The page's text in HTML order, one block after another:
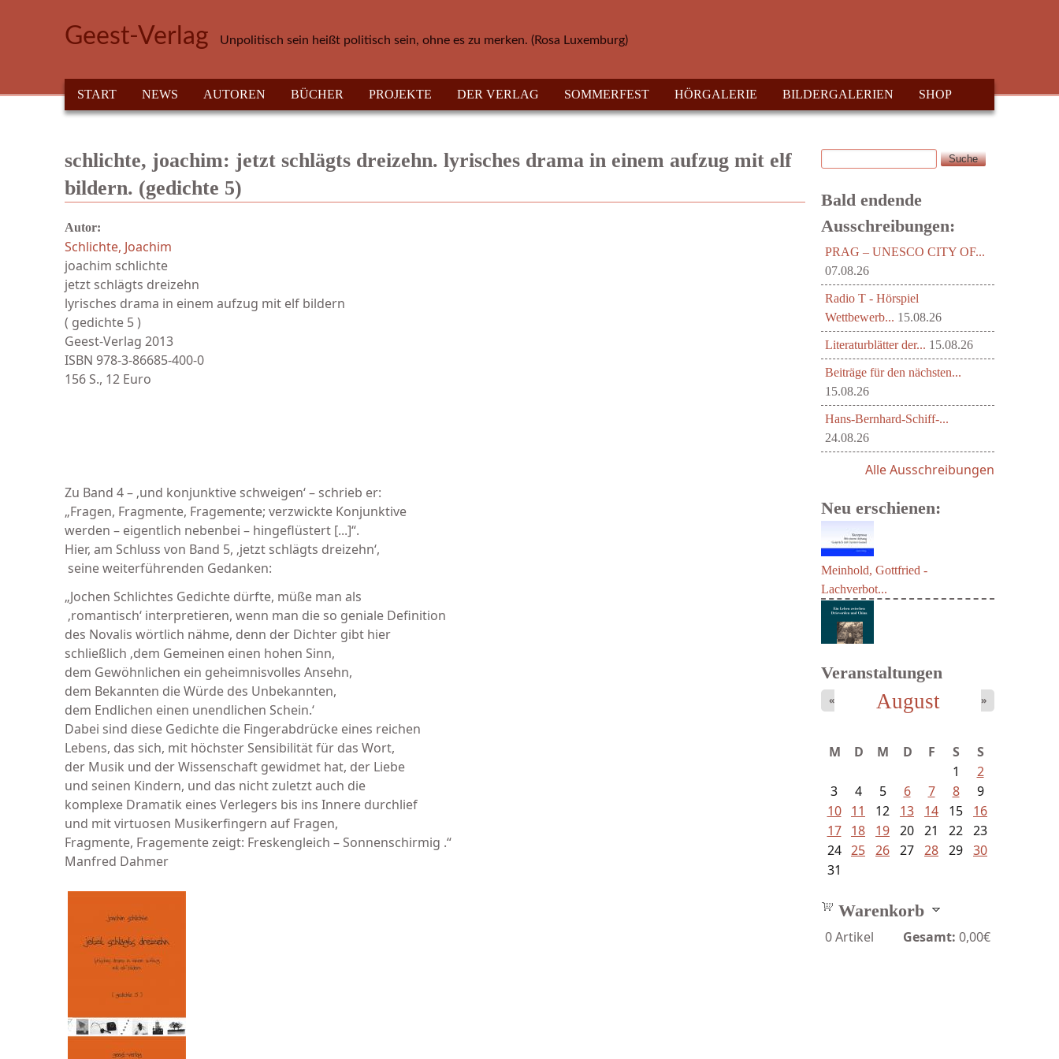
Geest-Verlag Unpolitisch sein heißt politisch sein, ohne es zu merken. (Rosa Luxemburg)
HAUPTMENÜ
START NEWS AUTOREN BÜCHER PROJEKTE DER VERLAG SOMMERFEST HÖRGALERIE BILDERGALERIEN SHOP
schlichte, joachim: jetzt schlägts dreizehn. lyrisches drama in einem aufzug mit elf
bildern. (gedichte 5)
Autor:
Schlichte, Joachim
joachim schlichte
jetzt schlägts dreizehn
lyrisches drama in einem aufzug mit elf bildern
( gedichte 5 )
Geest-Verlag 2013
ISBN 978-3-86685-400-0
156 S., 12 Euro
Zu Band 4 – ‚und konjunktive schweigen‘ – schrieb er:
„Fragen, Fragmente, Fragemente; verzwickte Konjunktive
werden – eigentlich nebenbei – hingeflüstert [...]“.
Hier, am Schluss von Band 5, ‚jetzt schlägts dreizehn‘,
seine weiterführenden Gedanken:
„Jochen Schlichtes Gedichte dürfte, müße man als
‚romantisch‘ interpretieren, wenn man die so geniale Definition
des Novalis wörtlich nähme, denn der Dichter gibt hier
schließlich ‚dem Gemeinen einen hohen Sinn,
dem Gewöhnlichen ein geheimnisvolles Ansehn,
dem Bekannten die Würde des Unbekannten,
dem Endlichen einen unendlichen Schein.‘
Dabei sind diese Gedichte die Fingerabdrücke eines reichen
Lebens, das sich, mit höchster Sensibilität für das Wort,
der Musik und der Wissenschaft gewidmet hat, der Liebe
und seinen Kindern, und das nicht zuletzt auch die
komplexe Dramatik eines Verlegers bis ins Innere durchlief
und mit virtuosen Musikerfingern auf Fragen,
Fragmente, Fragemente zeigt: Freskengleich – Sonnenschirmig .“
Manfred Dahmer
Suchformular
Suche
Bald endende
Ausschreibungen:
PRAG – UNESCO CITY OF...
07.08.26
Radio T - Hörspiel
Wettbewerb... 15.08.26
Literaturblätter der... 15.08.26
Beiträge für den nächsten...
15.08.26
Hans-Bernhard-Schiff-...
24.08.26
Alle Ausschreibungen
Neu erschienen:
Meinhold, Gottfried -
Lachverbot...
Veranstaltungen
August
« »
M D M D F S
S
1
2
3
4 5 6 7 8
9
10
11 12 13 14 15
16
17
18 19 20 21 22 23
24 25 26 27 28 29 30
31
Warenkorb
0Artikel Gesamt: 0,00€